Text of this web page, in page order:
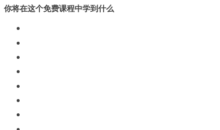
你将在这个免费课程中学到什么